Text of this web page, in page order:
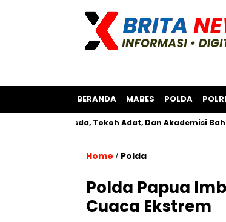
BERANDA MABES POLDA
Bksda, Tokoh Adat, Dan Akademisi Bahas Isu
Home / Polda
Polda Papua
Cuaca Ekstrem